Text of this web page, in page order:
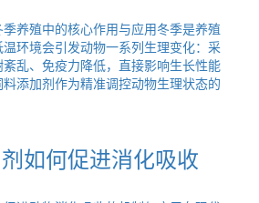
养殖中的核心作用与应用冬季是养殖
环境会引发动物一系列生理变化：采
乱、免疫力降低，直接影响生长性能
添加剂作为精准调控动物生理状态的
如何促进消化吸收